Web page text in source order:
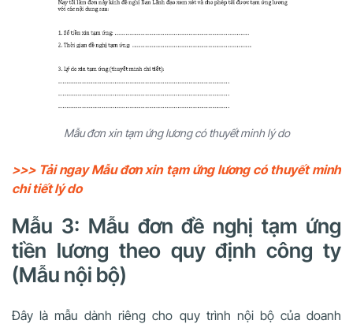
Mẫu đơn xin tạm ứng lương có thuyết minh lý do
>>> Tải ngay Mẫu đơn xin tạm ứng lương có thuyết minh
chi tiết lý do
Mẫu 3: Mẫu đơn đề nghị tạm ứng
tiền lương theo quy định công ty
(Mẫu nội bộ)
Đây là mẫu dành riêng cho quy trình nội bộ của doanh